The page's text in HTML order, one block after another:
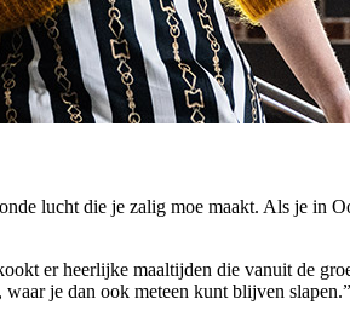
lucht die je zalig moe maakt. Als je in
er heerlijke maaltijden die vanuit de
je dan ook meteen kunt blijven slapen.”